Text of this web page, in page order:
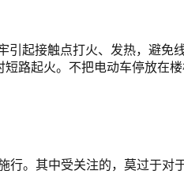
引起接触点打火、发热，避免
路起火。不把电动车停放在
行。其中受关注的，莫过于对